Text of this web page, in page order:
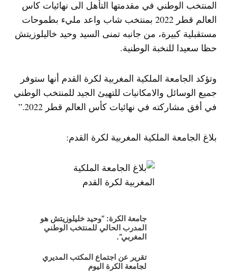
المنتخب الوطني في مقدمتها التأهل الى نهائيات كاس
العالم قطر 2022 بمنتخب شاب واعد مليء بطموحات
مستقبلية كبيرة، من جانبه تمنى السيد وحيد خاليلوزيتش
حظا سعيدا للنخبة الوطنية.
وتؤكد الجامعة الملكية المغربية لكرة القدم أنها ستوفر
جميع الوسائل والامكانيات للتهيئ الجيد للمنتخب الوطني
في أفق مشاركته في نهائيات كأس العالم قطر 2022.”
بلاغ الجامعة الملكية المغربية لكرة القدم:
جامعة الكرة: “وحيد خليلوزيتش هو
المدرب الحالي للمنتخب الوطني
المغربي”.
تقرير عن اجتماع المكتب المديري
لجامعة الكرة اليوم